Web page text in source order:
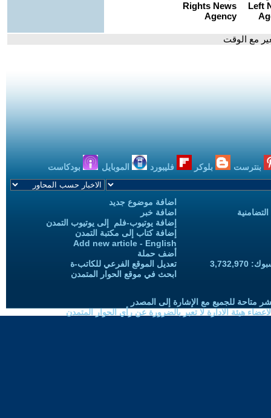
مع الوقت
بنترست بلوكر فليبورد الموبايل بودكاست
اضافة موضوع جديد
اضافة خبر
إضافة يوتيوب-فلم إلى يوتيوب التمدن
إضافة كتاب إلى مكتبة التمدن
Add new article - English
أضف حملة
تعديل الموقع الفرعي للكاتب-ة
ابحث في موقع الحوار المتمدن
متاحة للجميع مع الإشارة إلى المصدر
هيئة الادارة لا تعبر بالضرورة عن رأي الحوار المتمدن